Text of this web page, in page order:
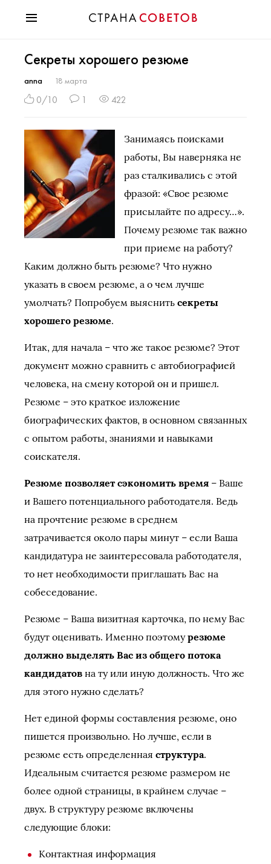
Мода
Звезды
Гороскопы
Психология
Хобби
Разное
Праздники
Секреты хорошего резюме
anna 18 марта
0/10 1 422
Занимаясь поисками
работы, Вы наверняка не
раз сталкивались с этой
фразой: «Свое резюме
присылайте по адресу…».
Почему резюме так важно
при приеме на работу?
Каким должно быть резюме? Что нужно
указать в своем резюме, а о чем лучше
умолчать? Попробуем выяснить секреты
хорошего резюме.
Итак, для начала – что же такое резюме? Этот
документ можно сравнить с автобиографией
человека, на смену которой он и пришел.
Резюме – это краткое изложение
биографических фактов, в основном связанных
с опытом работы, знаниями и навыками
соискателя.
Резюме позволяет сэкономить время – Ваше
и Вашего потенциального работодателя. Ведь
на прочтение резюме в среднем
затрачивается около пары минут – если Ваша
кандидатура не заинтересовала работодателя,
то нет необходимости приглашать Вас на
собеседование.
Резюме – Ваша визитная карточка, по нему Вас
будут оценивать. Именно поэтомурезюме
должно выделять Вас из общего потока
кандидатов на ту или иную должность. Что же
для этого нужно сделать?
Нет единой формы составления резюме, оно
пишется произвольно. Но лучше, если в
резюме есть определенная структура.
Идеальным считается резюме размером не
более одной страницы, в крайнем случае –
двух. В структуру резюме включены
следующие блоки:
Контактная информация